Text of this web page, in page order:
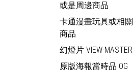
或是周邊商品
卡通漫畫玩具或相關
商品
幻燈片 VIEW-MASTER
原版海報當時品 OG